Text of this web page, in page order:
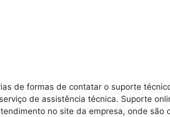
de formas de contatar o suporte
de assistência técnica. Suporte
no site da empresa, onde são